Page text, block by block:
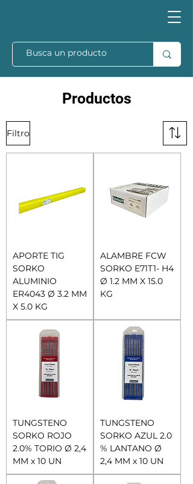
Productos
Filtro
APORTE TIG
SORKO
ALUMINIO
ER4043 Ø 3.2 MM
X 5.0 KG
ALAMBRE FCW
SORKO E71T1- H4
Ø 1.2 MM X 15.0
KG
TUNGSTENO
SORKO ROJO
2.0% TORIO Ø 2,4
MM x 10 UN
TUNGSTENO
SORKO AZUL 2.0
% LANTANO Ø
2,4 MM x 10 UN